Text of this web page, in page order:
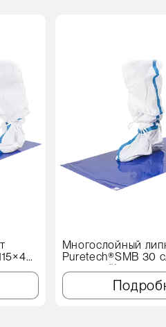
Многослойный
Puretech®SMB 30
см, синий)